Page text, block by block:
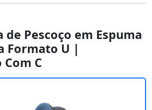
de Pescoço em Espuma
Formato U |
C